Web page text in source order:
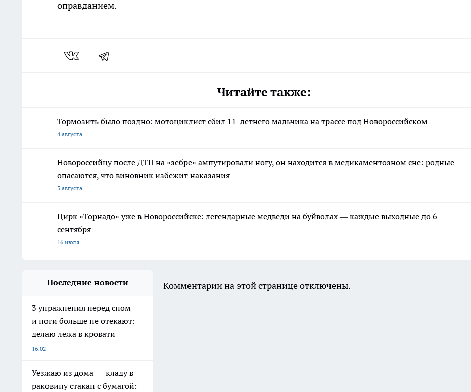
оправданием.
Читайте также:
Тормозить было поздно: мотоциклист сбил 11-летнего мальчика на трассе под Новороссийском
4 августа
Новороссийцу после ДТП на «зебре» ампутировали ногу, он находится в медикаментозном сне: родные
опасаются, что виновник избежит наказания
3 августа
Цирк «Торнадо» уже в Новороссийске: легендарные медведи на буйволах — каждые выходные до 6
сентября
16 июля
Последние новости
3 упражнения перед сном —
и ноги больше не отекают:
делаю лежа в кровати
16:02
Уезжаю из дома — кладу в
раковину стакан с бумагой:
Комментарии на этой странице отключены.